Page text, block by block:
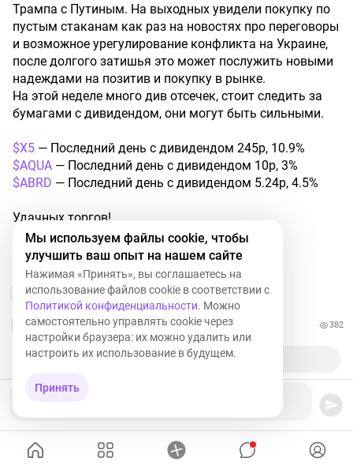
Трампа с Путиным. На выходных увидели покупку по
пустым стаканам как раз на новостях про переговоры
и возможное урегулирование конфликта на Украине,
после долгого затишья это может послужить новыми
надеждами на позитив и покупку в рынке.
На этой неделе много див отсечек, стоит следить за
бумагами с дивидендом, они могут быть сильными.
$X5 — Последний день с дивидендом 245р, 10.9%
$AQUA — Последний день с дивидендом 10р, 3%
$ABRD — Последний день с дивидендом 5.24р, 4.5%
Удачных торгов!
ABRD-0,65% AQUA-2,65% X5-0,92%
3 1
382
Мы используем файлы cookie, чтобы
улучшить ваш опыт на нашем сайте
Нажимая «Принять», вы соглашаетесь на
использование файлов cookie в соответствии с
Политикой конфиденциальности. Можно
самостоятельно управлять cookie через
настройки браузера: их можно удалить или
настроить их использование в будущем.
Принять